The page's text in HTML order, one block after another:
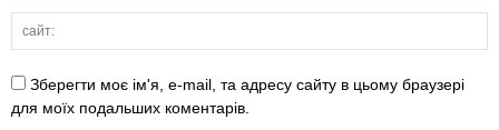
Зберегти моє ім'я, e-mail, та адресу сайту в цьому браузері
для моїх подальших коментарів.